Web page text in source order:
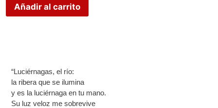
Añadir al carrito
“Luciérnagas, el río:
la ribera que se ilumina
y es la luciérnaga en tu mano.
Su luz veloz me sobrevive